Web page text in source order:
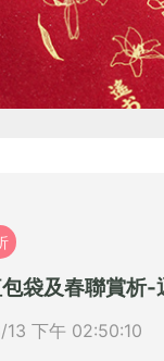
袋及春聯賞析-
下午 02:50:10